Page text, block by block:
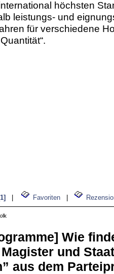
höchsten
leistungs- und
für verschiedene
Favoriten
Wie
und
aus dem